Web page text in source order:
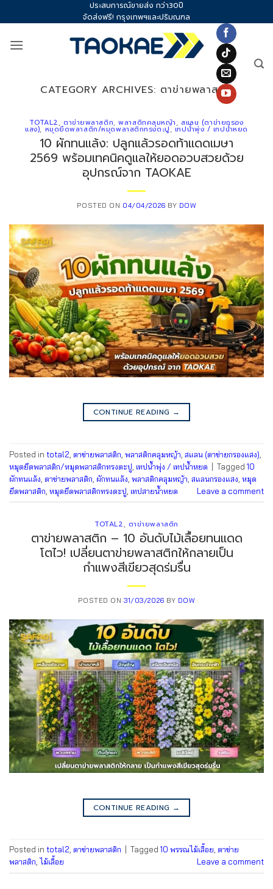
to
ประสบการณ์ขายส่ง กว่า30ปี
จัดส่งฟรี! กรุงเทพฯและปริมณฑล
CATEGORY ARCHIVES: ตาข่ายพลาสติก
TOTAL2, ตาข่ายพลาสติก,พลาสติกคลุมหญ้า, สแลน (ตาข่ายกรอง
แสง), หมุดยึดพลาสติก/หมุดพลาสติกทรงตะปู, เทปน้ำพุ่ง / เทปน้ำหยด
10 ผักทนแล้ง: ปลูกแล้วรอดท้าแดดเมษา
2569 พร้อมเทคนิคดูแลให้ยอดอวบสวยด้วย
อุปกรณ์จาก TAOKAE
POSTED ON 04/04/2026 BY DOW
CONTINUE READING →
Posted in total2 ตาข่ายพลาสติก พลาสติกคลุมหญ้า สแลน (ตาข่ายกรองแสง)
หมุดยึดพลาสติก/หมุดพลาสติกทรงตะปู เทปน้ำพุ่ง / เทปน้ำหยด Tagged 10
ผักทนแล้ง ตาข่ายพลาสติก ผักทนแล้ง พลาสติกคลุมหญ้า สแลนกรองแสง หมุด
ยึดพลาสติก หมุดยึดพลาสติกทรงตะปู เทปสายน้ำหยด Leave a comment
TOTAL2, ตาข่ายพลาสติก
ตาข่ายพลาสติก – 10 อันดับไม้เลื้อยทนแดด
โตไว! เปลี่ยนตาข่ายพลาสติกให้กลายเป็น
กำแพงสีเขียวสุดร่มรื่น
POSTED ON31/03/2026 BY DOW
CONTINUE READING →
Posted in total2, ตาข่ายพลาสติก Tagged 10 พรรณไม้เลื้อย, ตาข่าย
พลาสติก, ไม้เลื้อย Leave a comment